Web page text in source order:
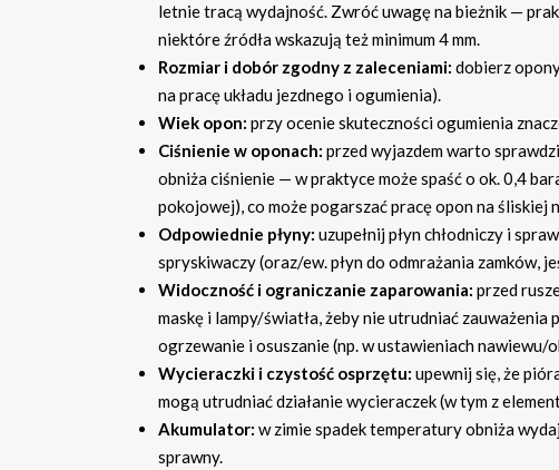
letnie tracą wydajność. Zwróć uwagę na bieżnik —
niektóre źródła wskazują też minimum 4 mm.
Rozmiar i dobór zgodny z zaleceniami: dobierz
na pracę układu jezdnego i ogumienia).
Wiek opon: przy ocenie skuteczności ogumienia
Ciśnienie w oponach: przed wyjazdem warto
obniża ciśnienie — w praktyce może spaść o ok. 0,4
pokojowej), co może pogarszać pracę opon na śliskiej
Odpowiednie płyny: uzupełnij płyn chłodniczy i
spryskiwaczy (oraz/ew. płyn do odmrażania zamków,
Widoczność i ograniczanie zaparowania: przed
maskę i lampy/światła, żeby nie utrudniać
ogrzewanie i osuszanie (np. w ustawieniach
Wycieraczki i czystość osprzętu: upewnij się, że
mogą utrudniać działanie wycieraczek (w tym z
Akumulator: w zimie spadek temperatury obniża
sprawny.